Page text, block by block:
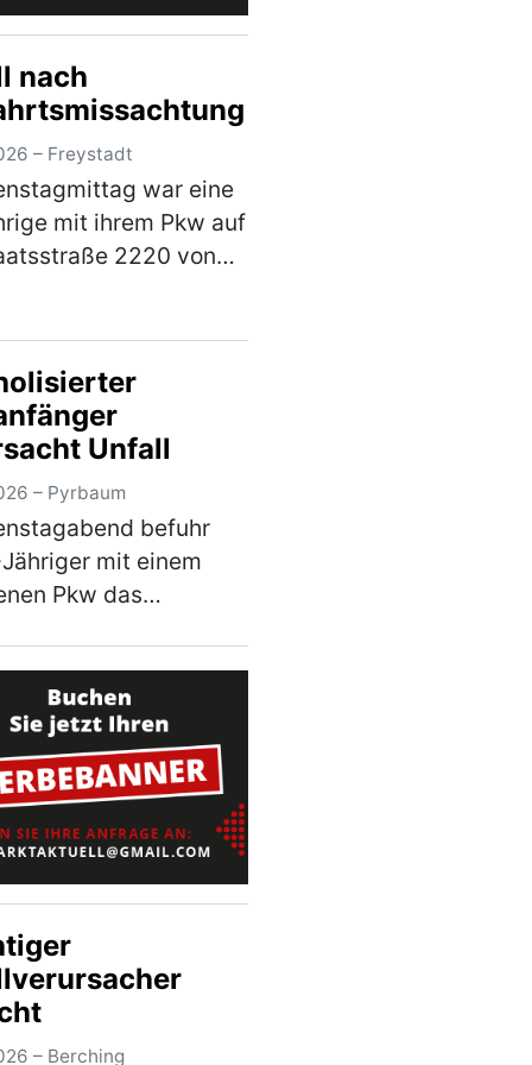
nach
– Freystadt
war eine
mit ihrem Pkw auf
2220 von
mit der
2238 die
eine…(mehr)
Unfall
– Pyrbaum
befuhr
mit einem
Pkw das
einige Runden um
Hierbei
Fahranfänger …
– Berching